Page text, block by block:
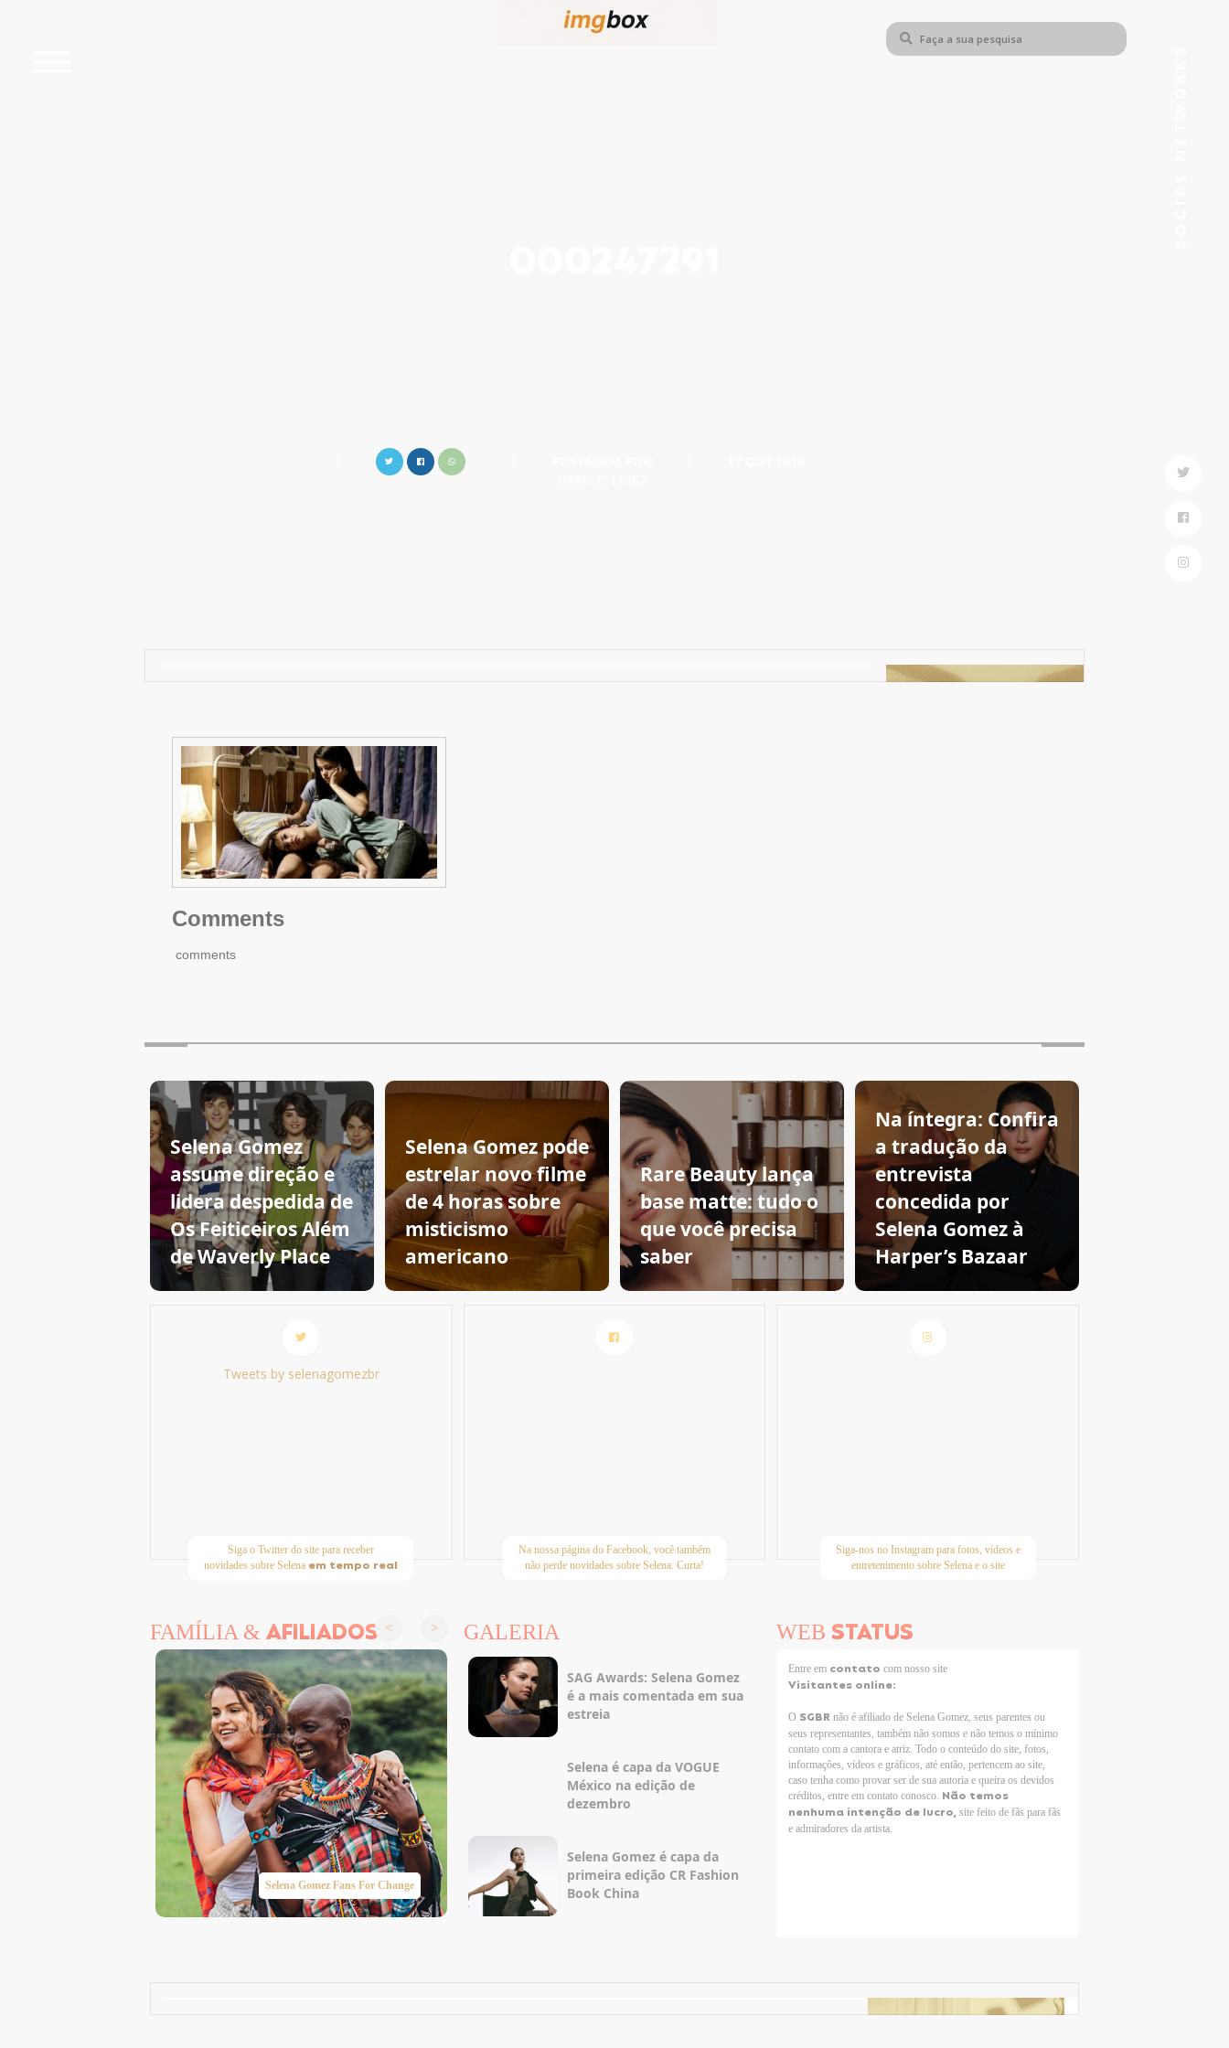
Comments
comments
Selena Gomez
assume direção e
lidera despedida de
Os Feiticeiros Além
de Waverly Place
Selena Gomez pode
estrelar novo filme
de 4 horas sobre
misticismo
americano
Rare Beauty lança
base matte: tudo o
que você precisa
saber
Na íntegra: Confira
a tradução da
entrevista
concedida por
Selena Gomez à
Harper’s Bazaar
Tweets by selenagomezbr
Siga o Twitter do site para receber
novidades sobre Selena em tempo real
Na nossa página do Facebook, você também
não perde novidades sobre Selena. Curta!
Siga-nos no Instagram para fotos, vídeos e
entretenimento sobre Selena e o site
FAMÍLIA & AFILIADOS
Selena Gomez Fans For Change Taylor Swift Brasil
GALERIA
SAG Awards: Selena Gomez
é a mais comentada em sua
estreia
Selena é capa da VOGUE
México na edição de
dezembro
Selena Gomez é capa da
primeira edição CR Fashion
Book China
WEB STATUS
Entre em contatocom nosso site
Visitantes online:
O SGBR não é afiliado de Selena Gomez, seus parentes ou
seus representantes, também não somos e não temos o mínimo
contato com a cantora e atriz. Todo o conteúdo do site, fotos,
informações, vídeos e gráficos, até então, pertencem ao site,
caso tenha como provar ser de sua autoria e queira os devidos
créditos, entre em contato conosco. Não temos
nenhuma intenção de lucro,site feito de fãs para fãs
e admiradores da artista.